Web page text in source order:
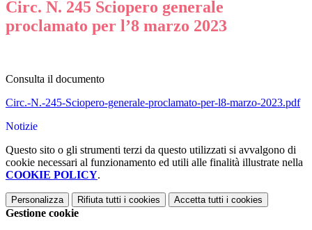
Circ. N. 245 Sciopero generale
proclamato per l’8 marzo 2023
Consulta il documento
Circ.-N.-245-Sciopero-generale-proclamato-per-l8-marzo-2023.pdf
Notizie
Questo sito o gli strumenti terzi da questo utilizzati si avvalgono di
cookie necessari al funzionamento ed utili alle finalità illustrate nella
COOKIE POLICY.
Personalizza Rifiuta tutti i cookies Accetta tutti i cookies
Gestione cookie